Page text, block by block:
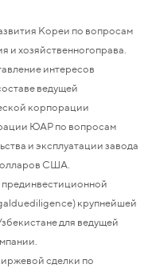
Кореи по вопросам
и хозяйственногоправа.
интересов
ведущей
корпорации
ЮАР по вопросам
и эксплуатации завода
США.
крупнейшей
для ведущей
сделки по